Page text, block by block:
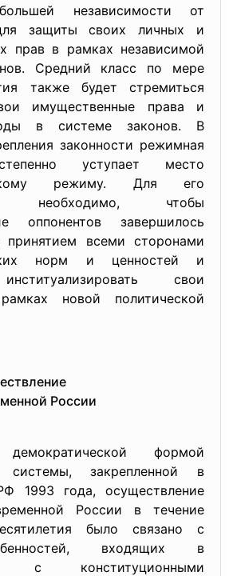
независимости от
защиты своих личных и
прав в рамках независимой
Средний класс по мере
также будет стремиться
имущественные права и
в системе законов. В
законности режимная
уступает место
режиму. Для его
необходимо, чтобы
оппонентов завершилось
принятием всеми сторонами
норм и ценностей и
свои
новой политической
России
формой
системы, закрепленной в
1993 года, осуществление
России в течение
было связано с
входящих в
с конституционными